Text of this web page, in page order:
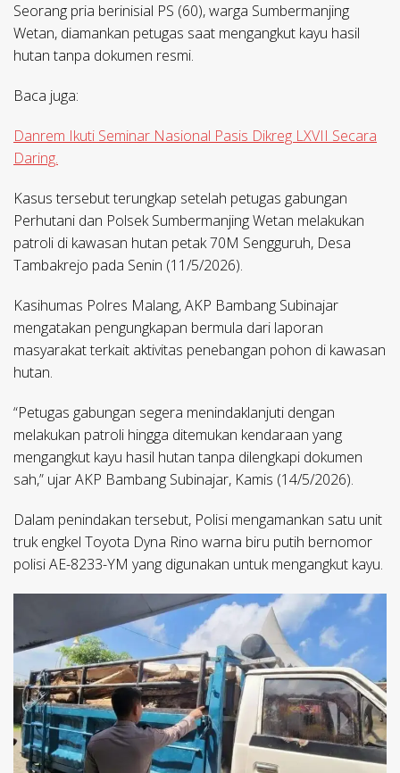
Seorang pria berinisial PS (60), warga Sumbermanjing
Wetan, diamankan petugas saat mengangkut kayu hasil
hutan tanpa dokumen resmi.
Baca juga:
Danrem Ikuti Seminar Nasional Pasis Dikreg LXVII Secara
Daring.
Kasus tersebut terungkap setelah petugas gabungan
Perhutani dan Polsek Sumbermanjing Wetan melakukan
patroli di kawasan hutan petak 70M Sengguruh, Desa
Tambakrejo pada Senin (11/5/2026).
Kasihumas Polres Malang, AKP Bambang Subinajar
mengatakan pengungkapan bermula dari laporan
masyarakat terkait aktivitas penebangan pohon di kawasan
hutan.
“Petugas gabungan segera menindaklanjuti dengan
melakukan patroli hingga ditemukan kendaraan yang
mengangkut kayu hasil hutan tanpa dilengkapi dokumen
sah,” ujar AKP Bambang Subinajar, Kamis (14/5/2026).
Dalam penindakan tersebut, Polisi mengamankan satu unit
truk engkel Toyota Dyna Rino warna biru putih bernomor
polisi AE-8233-YM yang digunakan untuk mengangkut kayu.